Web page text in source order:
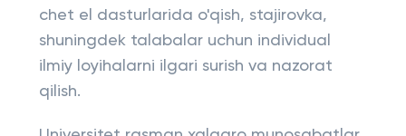
chet el dasturlarida o'qish, stajirovka,
shuningdek talabalar uchun individual
ilmiy loyihalarni ilgari surish va nazorat
qilish.